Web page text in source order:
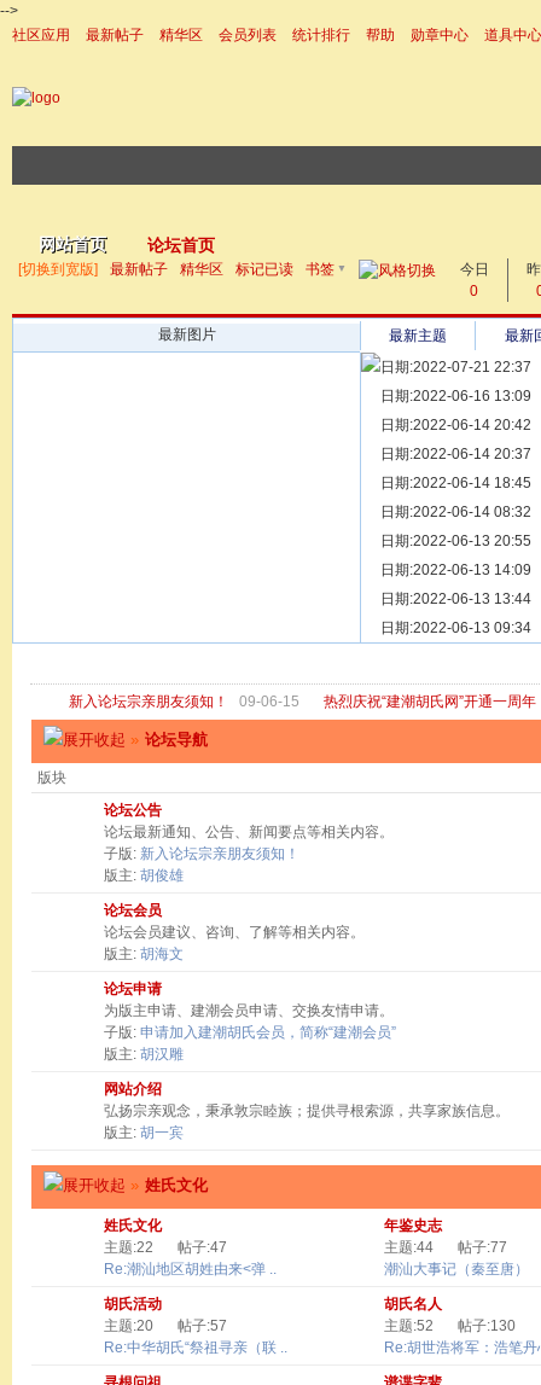
-->
社区应用
最新帖子 精华区 会员列表 统计排行 帮助 勋章中心
道具中心
网站首页 论坛首页
帖子
[切换到宽版] 最新帖子 精华区 标记已读 书签 ▼
今日
0
最新图片 最新主题
最新
日期:2022-07-21 22:37
[ 宗亲新闻 ] 同为宗亲，
日期:2022-06-16 13:09
[ 族谱知识 ] 漫话辈份
日期:2022-06-14 20:42
[ 族谱知识 ] 修族谱的用
日期:2022-06-14 20:37
[ 族谱知识 ] 一元等于多
日期:2022-06-14 18:45
[ 散文随笔 ] 写给远在天
日期:2022-06-14 08:32
[ 宗亲新闻 ] 关于“金鸡落
日期:2022-06-13 20:55
[ 庙堂宗祠 ] 洽礼祖祠
日期:2022-06-13 14:09
[ 庙堂宗祠 ] 京华胡氏二
日期:2022-06-13 13:44
[ 庙堂宗祠 ] 祖祠、家庙
日期:2022-06-13 09:34
新入论坛宗亲朋友须知！ 09-06-15 热烈庆祝“建潮胡氏网”开通一周年
» 论坛导航
版块
论坛公告
论坛最新通知、公告、新闻要点等相关内容。
子版: 新入论坛宗亲朋友须知！
版主: 胡俊雄
论坛会员
论坛会员建议、咨询、了解等相关内容。
版主: 胡海文
论坛申请
为版主申请、建潮会员申请、交换友情申请。
子版: 申请加入建潮胡氏会员，简称“建潮会员”
版主: 胡汉雕
网站介绍
弘扬宗亲观念，秉承敦宗睦族；提供寻根索源，共享家族信息。
版主: 胡一宾
» 姓氏文化
姓氏文化
主题:22
帖子:47
Re:潮汕地区胡姓由来<弹 ..
年鉴史志
主题:44
帖子:77
潮汕大事记（秦至唐）
胡氏活动
主题:20
帖子:57
Re:中华胡氏“祭祖寻亲（联 ..
胡氏名人
主题:52
帖子:130
Re:胡世浩将军：浩笔丹